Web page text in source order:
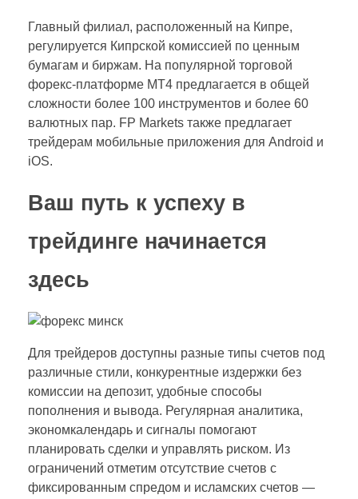
Главный филиал, расположенный на Кипре,
регулируется Кипрской комиссией по ценным
бумагам и биржам. На популярной торговой
форекс-платформе MT4 предлагается в общей
сложности более 100 инструментов и более 60
валютных пар. FP Markets также предлагает
трейдерам мобильные приложения для Android и
iOS.
Ваш путь к успеху в
трейдинге начинается
здесь
Для трейдеров доступны разные типы счетов под
различные стили, конкурентные издержки без
комиссии на депозит, удобные способы
пополнения и вывода. Регулярная аналитика,
экономкалендарь и сигналы помогают
планировать сделки и управлять риском. Из
ограничений отметим отсутствие счетов с
фиксированным спредом и исламских счетов —